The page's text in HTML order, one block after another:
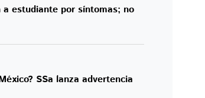
estudiante por síntomas; no
SSa lanza advertencia